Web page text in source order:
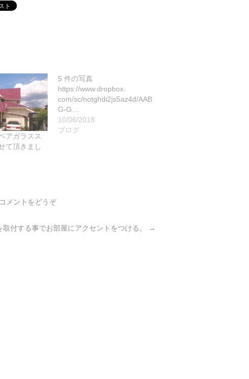
アガラスス
て頂きまし
5 件の写真
https://www.dropbox.
com/sc/notghdi2js5az4d/AAB
G-G…
10/06/2018
ブログ
コメントをどうぞ
付する事でお部屋にアクセントをつける。
→